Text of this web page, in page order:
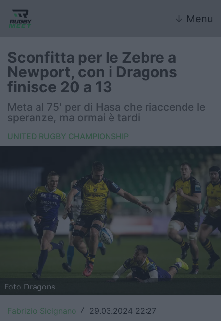
↓ Menu
Nazionale
Nazionali giovanili
Rugby Sevens
FIR
Internazionale
6 Nazioni
United Rugby Championship
Top14
Premiership
Champions Cup
Sconfitta per le Zebre a
Newport, con i Dragons
finisce 20 a 13
Meta al 75' per di Hasa che riaccende le
speranze, ma ormai è tardi
UNITED RUGBY CHAMPIONSHIP
Foto Dragons
Fabrizio Sicignano / 29.03.2024 22:27